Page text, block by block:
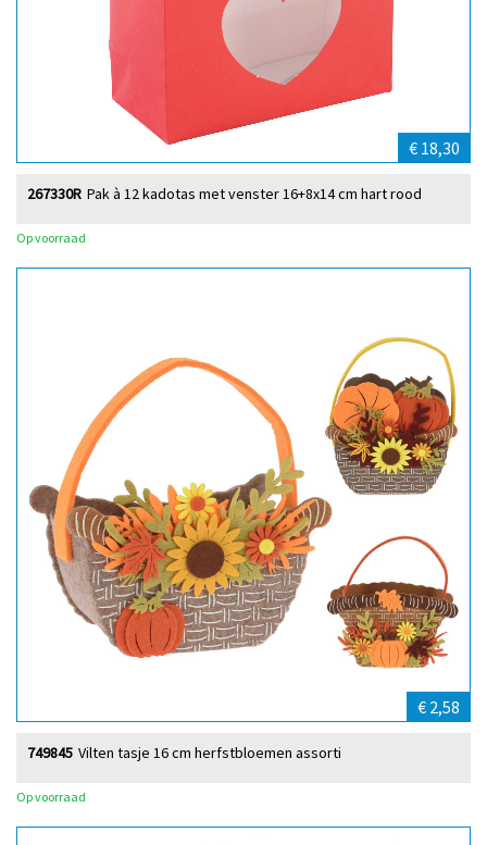
€ 18,30
Pak à 12 kadotas met venster 16+8x14 cm hart rood
267330R
Op voorraad
€ 2,58
Vilten tasje 16 cm herfstbloemen assorti
749845
Op voorraad